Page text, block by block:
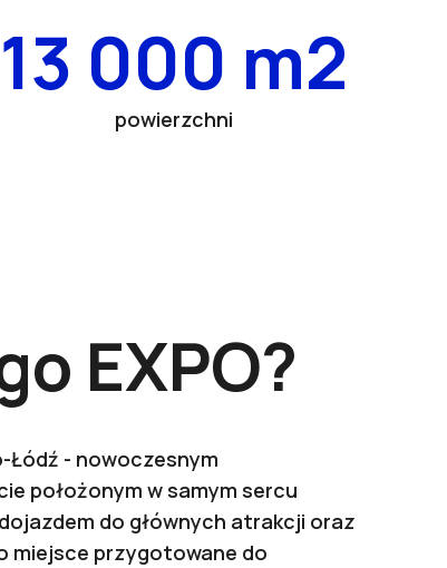
13 000 m2
powierzchni
EXPO?
Łódź - nowoczesnym
położonym w samym sercu
do głównych atrakcji oraz
miejsce przygotowane do